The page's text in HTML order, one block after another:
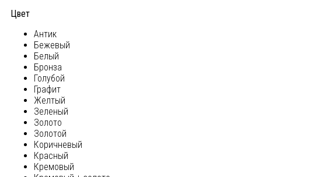
Цвет
Антик
Бежевый
Белый
Бронза
Голубой
Графит
Желтый
Зеленый
Золото
Золотой
Коричневый
Красный
Кремовый